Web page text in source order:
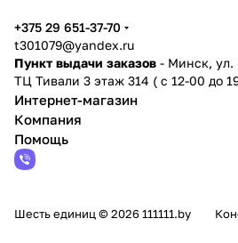
+375 29 651-37-70
t301079@yandex.ru
Пункт выдачи заказов - Минск, ул.
ТЦ Тивали 3 этаж 314 ( с 12-00 до
Интернет-магазин
Компания
Помощь
Шесть единиц © 2026 111111.by